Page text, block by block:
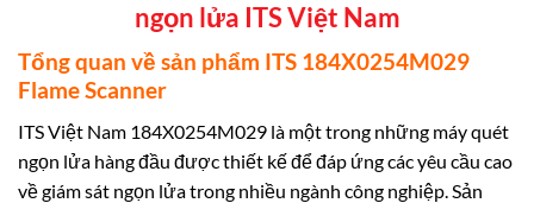
ngọn lửa ITS Việt Nam
Tổng quan về sản phẩm ITS 184X0254M029
Flame Scanner
ITS Việt Nam 184X0254M029 là một trong những máy quét
ngọn lửa hàng đầu được thiết kế để đáp ứng các yêu cầu cao
về giám sát ngọn lửa trong nhiều ngành công nghiệp. Sản